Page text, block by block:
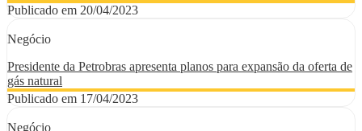
Publicado em 20/04/2023
Negócio
Presidente da Petrobras apresenta planos para expansão da oferta de
gás natural
Publicado em 17/04/2023
Negócio